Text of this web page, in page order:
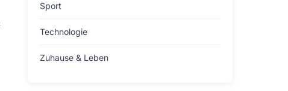
Sport
Technologie
Zuhause & Leben